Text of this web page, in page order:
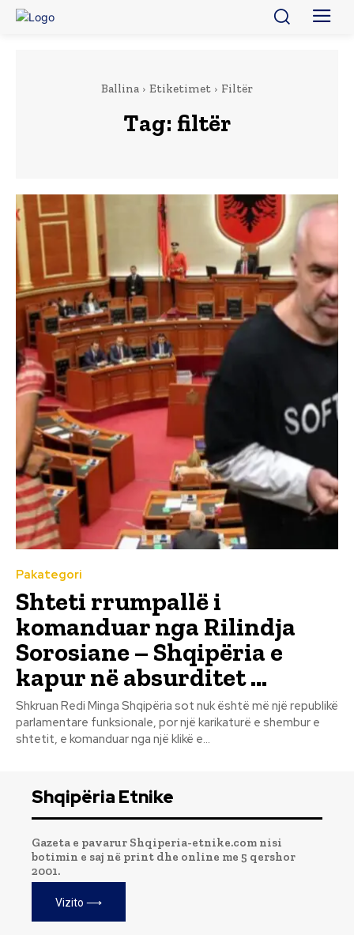
Ballina Etiketimet Filtër
Tag: filtër
Pakategori
Shteti rrumpallë i
komanduar nga Rilindja
Sorosiane – Shqipëria e
kapur në absurditet …
Shkruan Redi Minga Shqipëria sot nuk është më një republikë
parlamentare funksionale, por një karikaturë e shembur e
shtetit, e komanduar nga një klikë e...
Shqipëria Etnike
Gazeta e pavarur Shqiperia-etnike.com nisi
botimin e saj në print dhe online me 5 qershor
2001.
Vizito ⟶